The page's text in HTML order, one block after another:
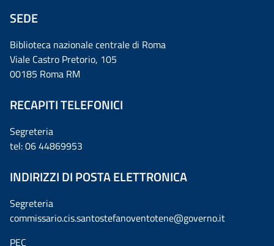
SEDE
Biblioteca nazionale centrale di Roma
Viale Castro Pretorio, 105
00185 Roma RM
RECAPITI TELEFONICI
Segreteria
tel: 06 44869953
INDIRIZZI DI POSTA ELETTRONICA
Segreteria
commissario.cis.santostefanoventotene@governo.it
PEC